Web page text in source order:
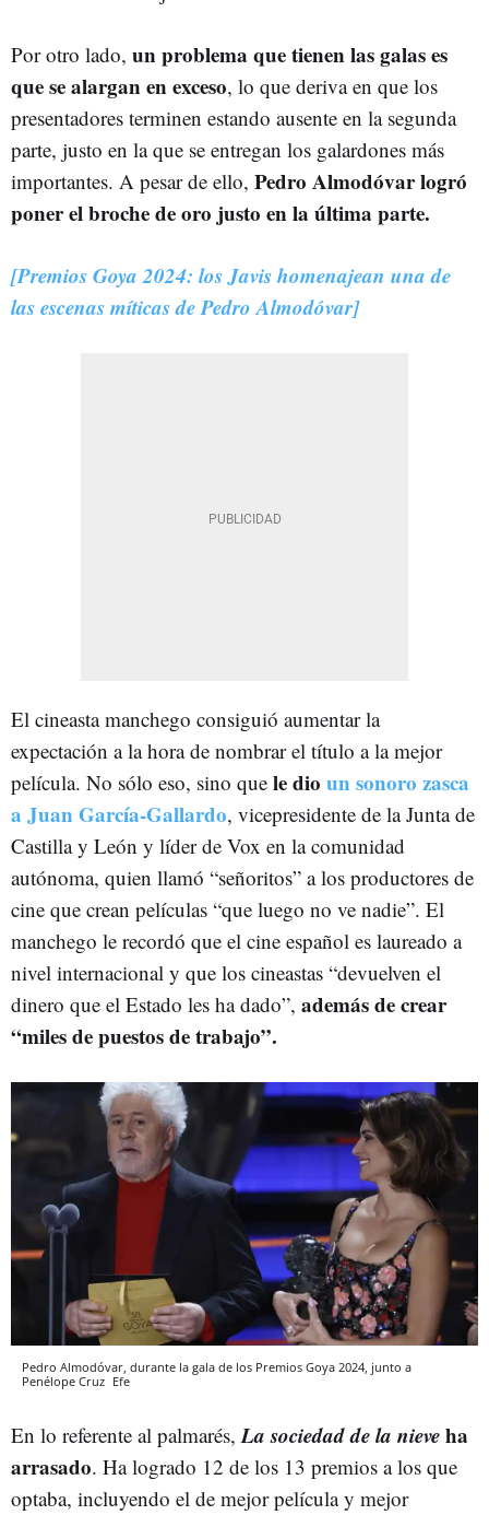
Por otro lado, un problema que tienen las galas es
que se alargan en exceso, lo que deriva en que los
presentadores terminen estando ausente en la segunda
parte, justo en la que se entregan los galardones más
importantes. A pesar de ello, Pedro Almodóvar logró
poner el broche de oro justo en la última parte.
[Premios Goya 2024: los Javis homenajean una de
las escenas míticas de Pedro Almodóvar]
El cineasta manchego consiguió aumentar la
expectación a la hora de nombrar el título a la mejor
película. No sólo eso, sino que le dio un sonoro zasca
a Juan García-Gallardo, vicepresidente de la Junta de
Castilla y León y líder de Vox en la comunidad
autónoma, quien llamó “señoritos” a los productores de
cine que crean películas “que luego no ve nadie”. El
manchego le recordó que el cine español es laureado a
nivel internacional y que los cineastas “devuelven el
dinero que el Estado les ha dado”, además de crear
“miles de puestos de trabajo”.
Pedro Almodóvar, durante la gala de los Premios Goya 2024, junto a
Penélope Cruz Efe
En lo referente al palmarés,La sociedad de la nieveha
arrasado. Ha logrado 12 de los 13 premios a los que
optaba, incluyendo el de mejor película y mejor